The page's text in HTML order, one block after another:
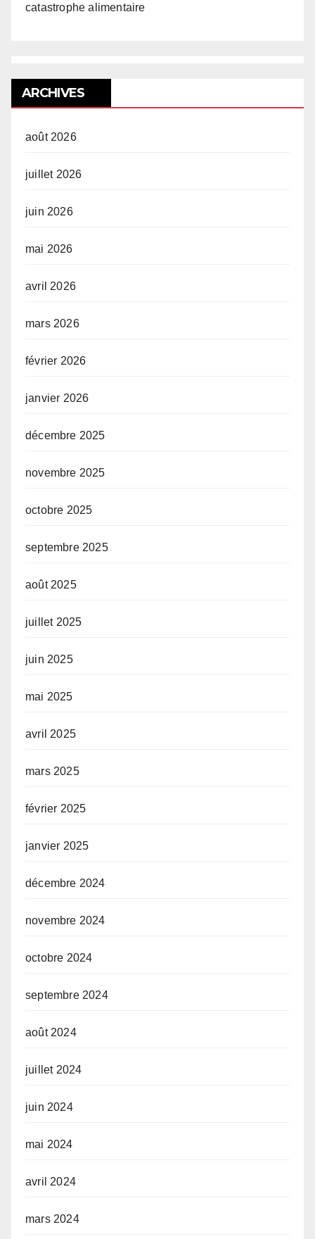
catastrophe alimentaire
ARCHIVES
août 2026
juillet 2026
juin 2026
mai 2026
avril 2026
mars 2026
février 2026
janvier 2026
décembre 2025
novembre 2025
octobre 2025
septembre 2025
août 2025
juillet 2025
juin 2025
mai 2025
avril 2025
mars 2025
février 2025
janvier 2025
décembre 2024
novembre 2024
octobre 2024
septembre 2024
août 2024
juillet 2024
juin 2024
mai 2024
avril 2024
mars 2024